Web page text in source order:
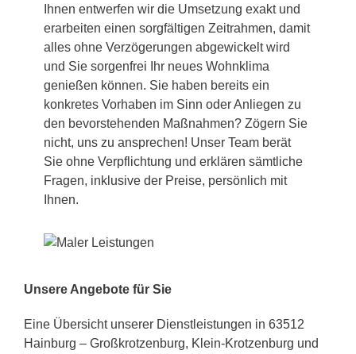
Ihnen entwerfen wir die Umsetzung exakt und
erarbeiten einen sorgfältigen Zeitrahmen, damit
alles ohne Verzögerungen abgewickelt wird
und Sie sorgenfrei Ihr neues Wohnklima
genießen können. Sie haben bereits ein
konkretes Vorhaben im Sinn oder Anliegen zu
den bevorstehenden Maßnahmen? Zögern Sie
nicht, uns zu ansprechen! Unser Team berät
Sie ohne Verpflichtung und erklären sämtliche
Fragen, inklusive der Preise, persönlich mit
Ihnen.
Unsere Angebote für Sie
Eine Übersicht unserer Dienstleistungen in 63512
Hainburg – Großkrotzenburg, Klein-Krotzenburg und